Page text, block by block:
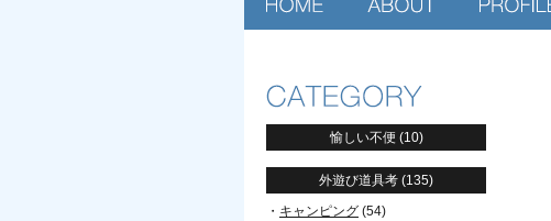
愉しい不便 (10)
外遊び道具考 (135)
キャンピング (54)